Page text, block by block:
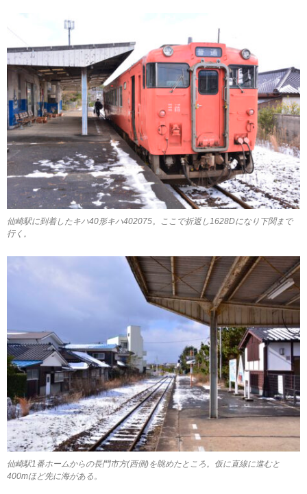
仙崎駅に到着したキハ40形キハ402075。ここで折返し1628Dになり下関まで
行く。
仙崎駅1番ホームからの長門市方(西側)を眺めたところ。仮に直線に進むと
400mほど先に海がある。